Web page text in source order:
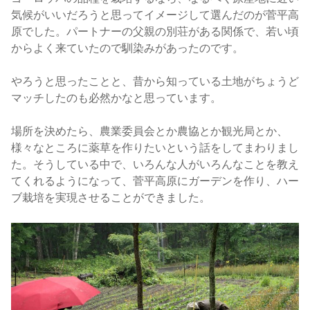
気候がいいだろうと思ってイメージして選んだのが菅平高
原でした。パートナーの父親の別荘がある関係で、若い頃
からよく来ていたので馴染みがあったのです。
やろうと思ったことと、昔から知っている土地がちょうど
マッチしたのも必然かなと思っています。
場所を決めたら、農業委員会とか農協とか観光局とか、
様々なところに薬草を作りたいという話をしてまわりまし
た。そうしている中で、いろんな人がいろんなことを教え
てくれるようになって、菅平高原にガーデンを作り、ハー
ブ栽培を実現させることができました。